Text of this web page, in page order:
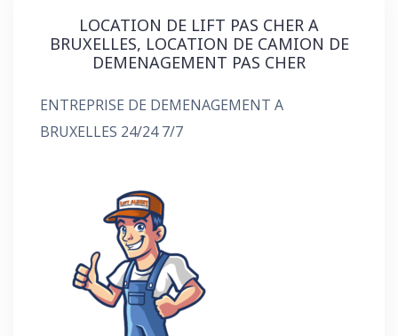
LOCATION DE LIFT PAS CHER A
BRUXELLES, LOCATION DE CAMION DE
DEMENAGEMENT PAS CHER
ENTREPRISE DE DEMENAGEMENT A
BRUXELLES 24/24 7/7